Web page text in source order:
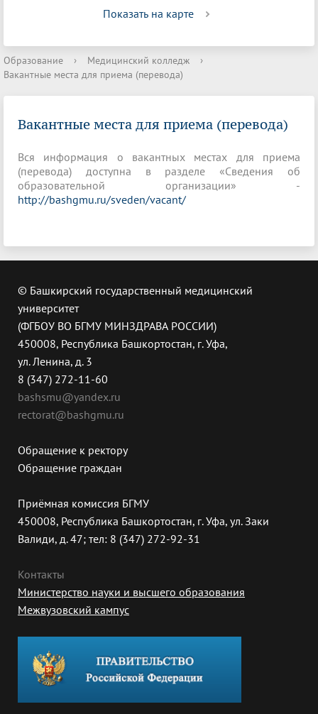
Показать на карте
Образование › Медицинский колледж
›
Вакантные места для приема (перевода)
Вакантные места для приема (перевода)
Вся информация о вакантных местах для приема
(перевода) доступна в разделе «Сведения об
образовательной организации» -
http://bashgmu.ru/sveden/vacant/
© Башкирский государственный медицинский
университет
(ФГБОУ ВО БГМУ МИНЗДРАВА РОССИИ)
450008, Республика Башкортостан, г. Уфа,
ул. Ленина, д. 3
8 (347) 272-11-60
bashsmu@yandex.ru
rectorat@bashgmu.ru
Обращение к ректору
Обращение граждан
Приёмная комиссия БГМУ
450008, Республика Башкортостан, г. Уфа, ул. Заки
Валиди, д. 47; тел: 8 (347) 272-92-31
Контакты
Министерство науки и высшего образования
Межвузовский кампус